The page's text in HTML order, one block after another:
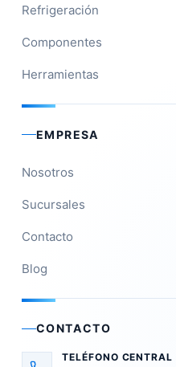
Refrigeración
Componentes
Herramientas
EMPRESA
Nosotros
Sucursales
Contacto
Blog
CONTACTO
TELÉFONO CENTRAL